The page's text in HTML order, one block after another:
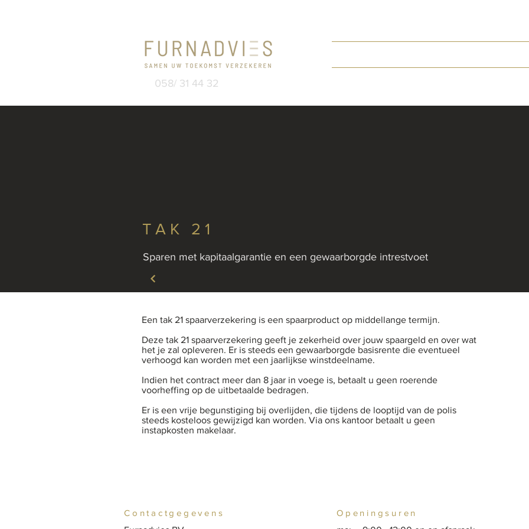
058/ 31 44 32
TAK 21
Sparen met kapitaalgarantie en een gewaarborgde intrestvoet
Een tak 21 spaarverzekering is een spaarproduct op middellange termijn.
Deze tak 21 spaarverzekering geeft je zekerheid over jouw spaargeld en over wat
het je zal opleveren. Er is steeds een gewaarborgde basisrente die eventueel
verhoogd kan worden met een jaarlijkse winstdeelname.
Indien het contract meer dan 8 jaar in voege is, betaalt u geen roerende
voorheffing op de uitbetaalde bedragen.
Er is een vrije begunstiging bij overlijden, die tijdens de looptijd van de polis
steeds kosteloos gewijzigd kan worden. Via ons kantoor betaalt u geen
instapkosten makelaar.
Contactgegevens Openingsuren